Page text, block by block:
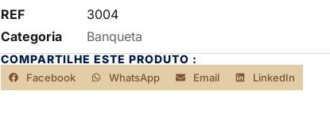
REF
3004
Categoria
Banqueta
COMPARTILHE ESTE PRODUTO :
Facebook WhatsApp Email LinkedIn